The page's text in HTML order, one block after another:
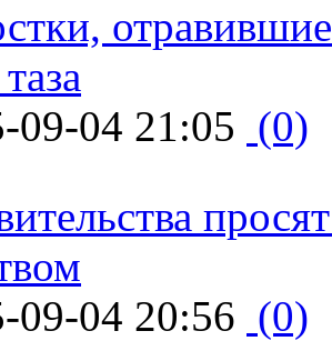
09-04 21:05 (0)
09-04 20:56 (0)